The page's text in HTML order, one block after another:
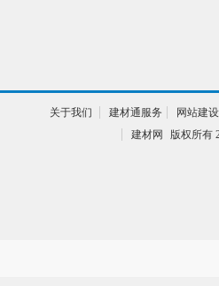
关于我们 建材通服务 网站建设
建材网
版权所有